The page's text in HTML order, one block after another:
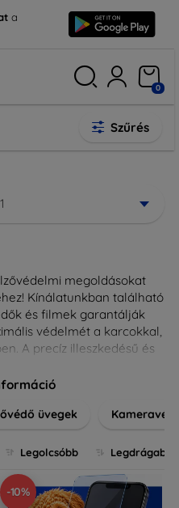
a
0
Szűrés
megoldásokat
Kínálatunkban található
és filmek garantálják
védelmét a karcokkal,
A precíz illeszkedésű és
megőrzi a
közül, hogy a
íves kijelzővédelemről, a
megoldásokat
üvegek
Legolcsóbb Legdrágabb
-10%